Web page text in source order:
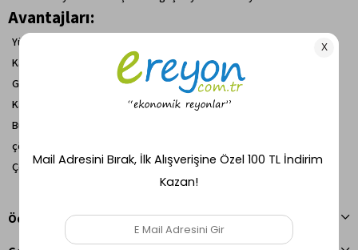
Avantajları:
Yüksek güç kapasitesi ile hızlı şarj imkanı
Katlanabilir tasarım ile kolay taşıma ve depolama
Geniş panel yüzeyi sayesinde yüksek enerji verimliliği
Kamp, karavan, outdoor aktiviteler ve acil durumlar için ideal
Bundle (paket) yapabilme özelliği ile kişiselleştirilebilir enerji
çözümleri
Çevre dostu ve ekonomik enerji kaynağı
Ödeme Seçenekleri